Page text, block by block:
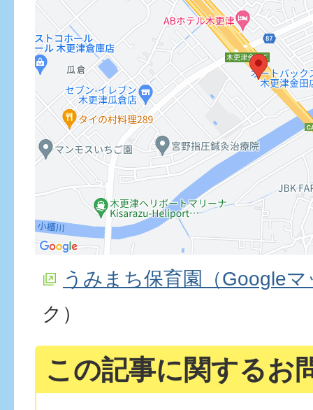
うみまち保育園（Googleマ
ク）
この記事に関するお